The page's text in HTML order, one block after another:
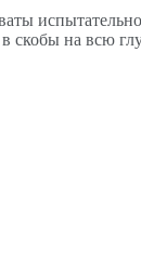
скобы на всю